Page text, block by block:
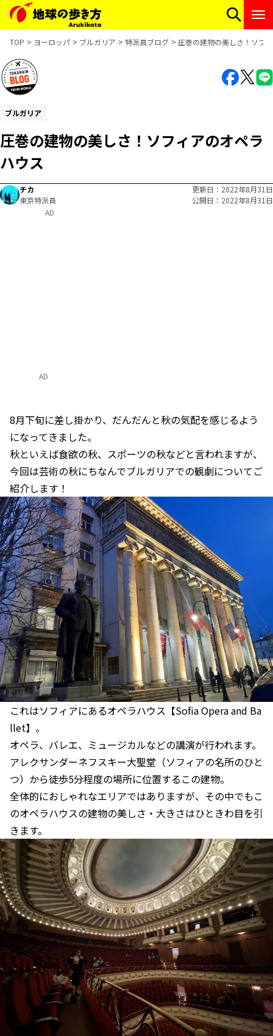
TOP ヨーロッパ ブルガリア 特派員ブログ 圧巻の建物の美しさ！ソフ
ブルガリア
圧巻の建物の美しさ！ソフィアのオペラ
ハウス
チカ
東京特派員
更新日
2022年8月31日
公開日
2022年8月31日
AD
8月下旬に差し掛かり、だんだんと秋の気配を感じるよう
になってきました。
秋といえば食欲の秋、スポーツの秋などと言われますが、
今回は芸術の秋にちなんでブルガリアでの観劇についてご
紹介します！
これはソフィアにあるオペラハウス【Sofia Opera and Ba
llet】。
オペラ、バレエ、ミュージカルなどの講演が行われます。
アレクサンダーネフスキー大聖堂（ソフィアの名所のひと
つ）から徒歩5分程度の場所に位置するこの建物。
全体的におしゃれなエリアではありますが、その中でもこ
のオペラハウスの建物の美しさ・大きさはひときわ目を引
きます。
AD